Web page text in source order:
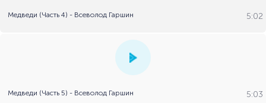
Медведи (Часть 4) - Всеволод Гаршин 5:02
Медведи (Часть 5) - Всеволод Гаршин 5:03